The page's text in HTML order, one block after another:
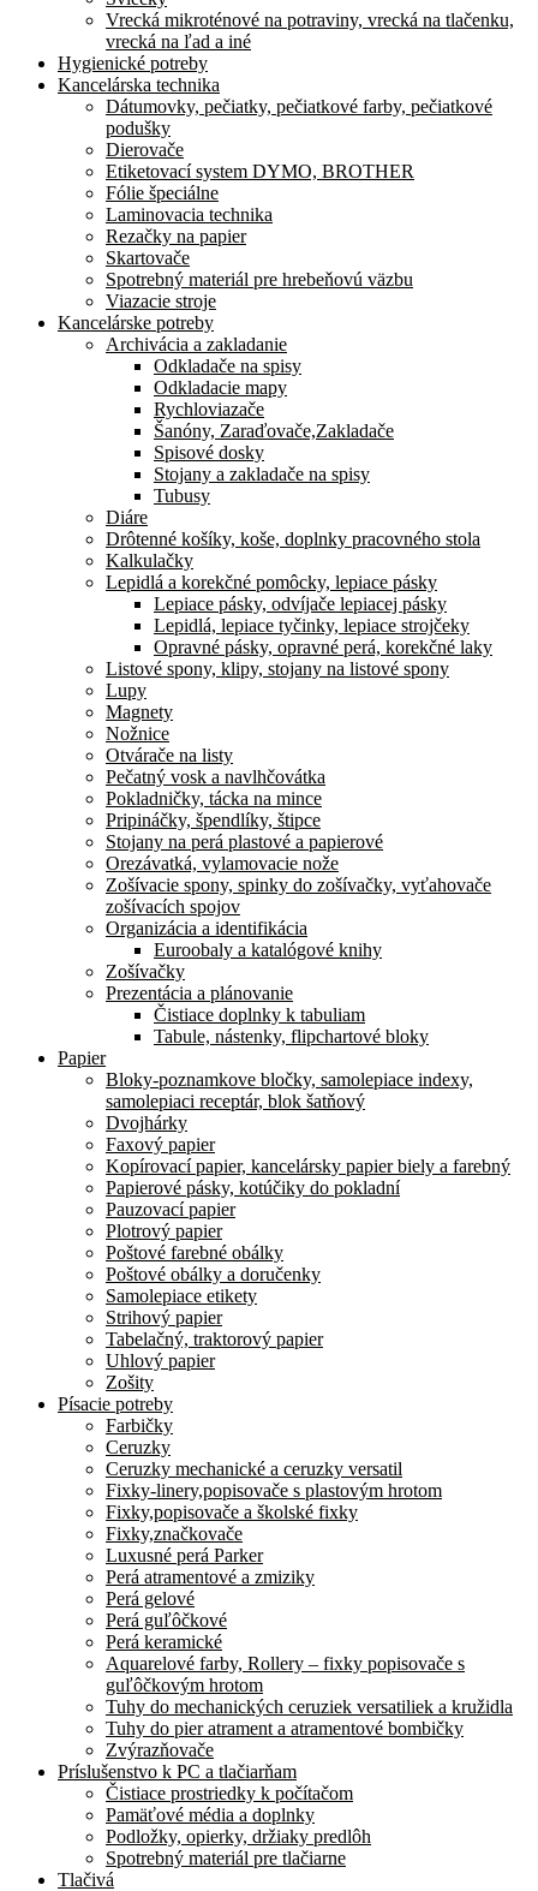
Vrecká mikroténové na potraviny, vrecká na tlačenku,
vrecká na ľad a iné
Hygienické potreby
Kancelárska technika
Dátumovky, pečiatky, pečiatkové farby, pečiatkové
podušky
Dierovače
Etiketovací system DYMO, BROTHER
Fólie špeciálne
Laminovacia technika
Rezačky na papier
Skartovače
Spotrebný materiál pre hrebeňovú väzbu
Viazacie stroje
Kancelárske potreby
Archivácia a zakladanie
Odkladače na spisy
Odkladacie mapy
Rychloviazače
Šanóny, Zaraďovače,Zakladače
Spisové dosky
Stojany a zakladače na spisy
Tubusy
Diáre
Drôtenné košíky, koše, doplnky pracovného stola
Kalkulačky
Lepidlá a korekčné pomôcky, lepiace pásky
Lepiace pásky, odvíjače lepiacej pásky
Lepidlá, lepiace tyčinky, lepiace strojčeky
Opravné pásky, opravné perá, korekčné laky
Listové spony, klipy, stojany na listové spony
Lupy
Magnety
Nožnice
Otvárače na listy
Pečatný vosk a navlhčovátka
Pokladničky, tácka na mince
Pripináčky, špendlíky, štipce
Stojany na perá plastové a papierové
Orezávatká, vylamovacie nože
Zošívacie spony, spinky do zošívačky, vyťahovače
zošívacích spojov
Organizácia a identifikácia
Euroobaly a katalógové knihy
Zošívačky
Prezentácia a plánovanie
Čistiace doplnky k tabuliam
Tabule, nástenky, flipchartové bloky
Papier
Bloky-poznamkove bločky, samolepiace indexy,
samolepiaci receptár, blok šatňový
Dvojhárky
Faxový papier
Kopírovací papier, kancelársky papier biely a farebný
Papierové pásky, kotúčiky do pokladní
Pauzovací papier
Plotrový papier
Poštové farebné obálky
Poštové obálky a doručenky
Samolepiace etikety
Strihový papier
Tabelačný, traktorový papier
Uhlový papier
Zošity
Písacie potreby
Farbičky
Ceruzky
Ceruzky mechanické a ceruzky versatil
Fixky-linery,popisovače s plastovým hrotom
Fixky,popisovače a školské fixky
Fixky,značkovače
Luxusné perá Parker
Perá atramentové a zmiziky
Perá gelové
Perá guľôčkové
Perá keramické
Aquarelové farby, Rollery – fixky popisovače s
guľôčkovým hrotom
Tuhy do mechanických ceruziek versatiliek a kružidla
Tuhy do pier atrament a atramentové bombičky
Zvýrazňovače
Príslušenstvo k PC a tlačiarňam
Čistiace prostriedky k počítačom
Pamäťové média a doplnky
Podložky, opierky, držiaky predlôh
Spotrebný materiál pre tlačiarne
Tlačivá